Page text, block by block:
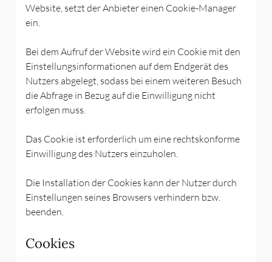
Website, setzt der Anbieter einen Cookie-Manager
ein.
Bei dem Aufruf der Website wird ein Cookie mit den
Einstellungsinformationen auf dem Endgerät des
Nutzers abgelegt, sodass bei einem weiteren Besuch
die Abfrage in Bezug auf die Einwilligung nicht
erfolgen muss.
Das Cookie ist erforderlich um eine rechtskonforme
Einwilligung des Nutzers einzuholen.
Die Installation der Cookies kann der Nutzer durch
Einstellungen seines Browsers verhindern bzw.
beenden.
Cookies